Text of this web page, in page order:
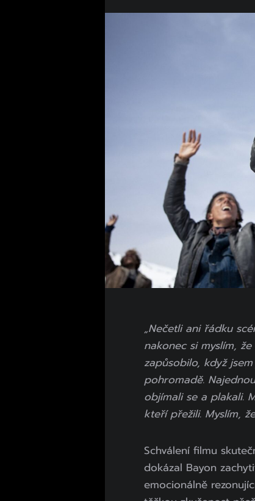
„Nečetli ani řádku
nakonec si myslím,
zapůsobilo, když
pohromadě.
objímali se a plakali.
kteří přežili. Myslím,
Schválení filmu
dokázal Bayon
emocionálně